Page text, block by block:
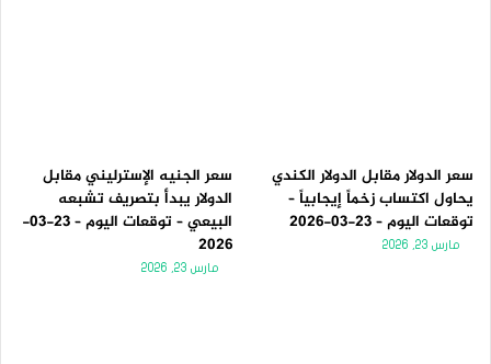
سعر الدولار مقابل الدولار الكندي
يحاول اكتساب زخماً إيجابياً –
توقعات اليوم – 23-03-2026
مارس 23, 2026
سعر الجنيه الإسترليني مقابل
الدولار يبدأ بتصريف تشبعه
البيعي – توقعات اليوم – 23-03-
2026
مارس 23, 2026